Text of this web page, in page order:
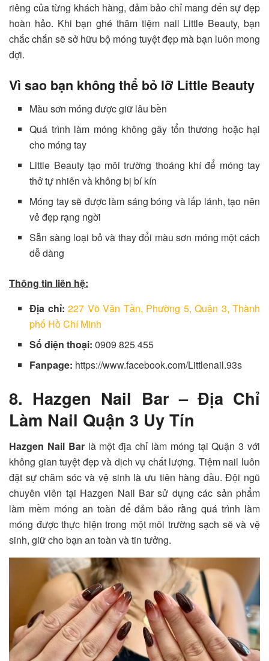
riêng của từng khách hàng, đảm bảo chỉ mang đến sự đẹp
hoàn hảo. Khi bạn ghé thăm tiệm nail Little Beauty, bạn
chắc chắn sẽ sở hữu bộ móng tuyệt đẹp mà bạn luôn mong
đợi.
Vì sao bạn không thể bỏ lỡ Little Beauty
Màu sơn móng được giữ lâu bền
Quá trình làm móng không gây tổn thương hoặc hại
cho móng tay
Little Beauty tạo môi trường thoáng khí để móng tay
thở tự nhiên và không bị bí kín
Móng tay sẽ được làm sáng bóng và lấp lánh, tạo nên
vẻ đẹp rạng ngời
Sẵn sàng loại bỏ và thay đổi màu sơn móng một cách
dễ dàng
Thông tin liên hệ:
Địa chỉ:227 Võ Văn Tần, Phường 5, Quận 3, Thành
phố Hồ Chí Minh
Số điện thoại:0909 825 455
Fanpage: https://www.facebook.com/Littlenail.93s
8. Hazgen Nail Bar – Địa Chỉ
Làm Nail Quận 3 Uy Tín
Hazgen Nail Bar là một địa chỉ làm móng tại Quận 3 với
không gian tuyệt đẹp và dịch vụ chất lượng. Tiệm nail luôn
đặt sự chăm sóc và vệ sinh là ưu tiên hàng đầu. Đội ngũ
chuyên viên tại Hazgen Nail Bar sử dụng các sản phẩm
làm mềm móng an toàn để đảm bảo rằng quá trình làm
móng được thực hiện trong một môi trường sạch sẽ và vệ
sinh, giữ cho bạn an toàn và tin tưởng.